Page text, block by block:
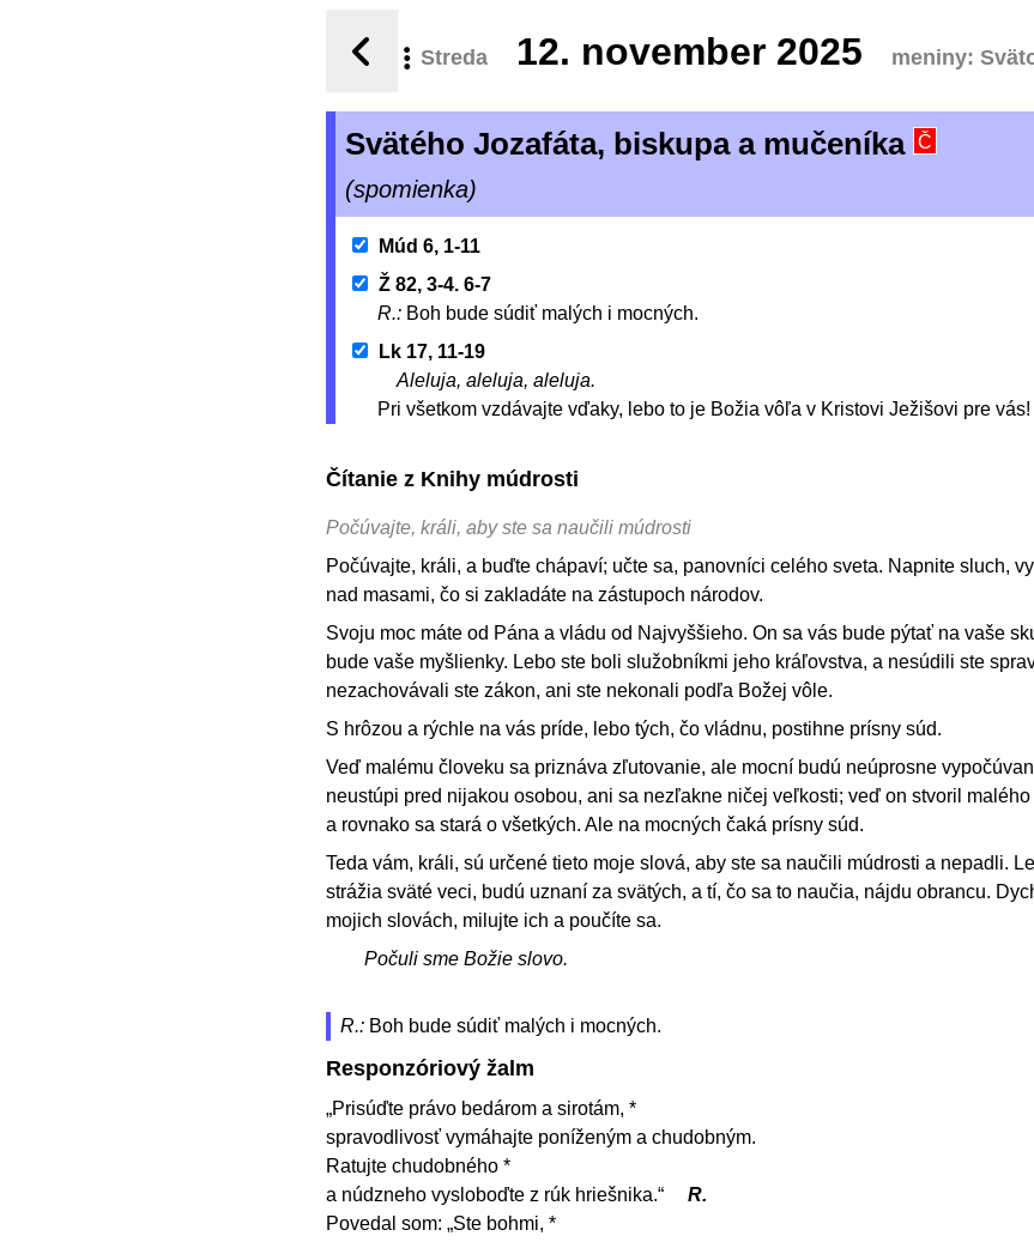
Streda 12. november 2025 meniny:
Svätého Jozafáta, biskupa a mučeníka Č
(spomienka)
Múd 6, 1-11
Ž 82, 3-4. 6-7
R.: Boh bude súdiť malých i mocných.
Lk 17, 11-19
Aleluja, aleluja, aleluja.
Pri všetkom vzdávajte vďaky, lebo to je Božia vôľa v Kristovi Ježišovi pre vás!
Čítanie z Knihy múdrosti
Počúvajte, králi, aby ste sa naučili múdrosti
Počúvajte, králi, a buďte chápaví; učte sa, panovníci celého sveta. Napnite sluch,
nad masami, čo si zakladáte na zástupoch národov.
Svoju moc máte od Pána a vládu od Najvyššieho. On sa vás bude pýtať na vaše
bude vaše myšlienky. Lebo ste boli služobníkmi jeho kráľovstva, a nesúdili ste
nezachovávali ste zákon, ani ste nekonali podľa Božej vôle.
S hrôzou a rýchle na vás príde, lebo tých, čo vládnu, postihne prísny súd.
Veď malému človeku sa priznáva zľutovanie, ale mocní budú neúprosne
neustúpi pred nijakou osobou, ani sa nezľakne ničej veľkosti; veď on stvoril
a rovnako sa stará o všetkých. Ale na mocných čaká prísny súd.
Teda vám, králi, sú určené tieto moje slová, aby ste sa naučili múdrosti a nepadli.
strážia sväté veci, budú uznaní za svätých, a tí, čo sa to naučia, nájdu obrancu.
mojich slovách, milujte ich a poučíte sa.
Počuli sme Božie slovo.
R.: Boh bude súdiť malých i mocných.
Responzóriový žalm
„Prisúďte právo bedárom a sirotám, *
spravodlivosť vymáhajte poníženým a chudobným.
Ratujte chudobného *
a núdzneho vysloboďte z rúk hriešnika.“
R.
Povedal som: „Ste bohmi, *